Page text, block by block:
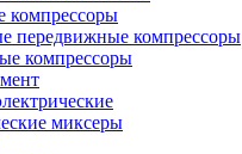
компрессоры
передвижные компрессоры
компрессоры
миксеры